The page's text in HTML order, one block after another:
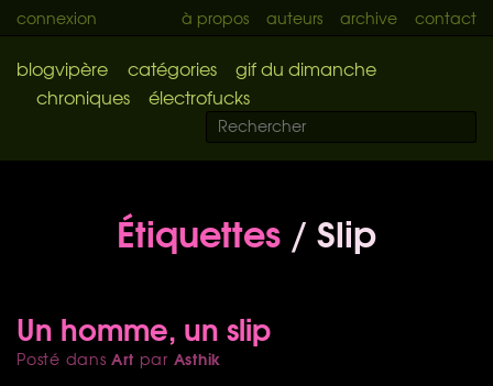
connexion à propos auteurs archive contact
blogvipère catégories
gif du dimanche
chroniques
électrofucks
Étiquettes / Slip
Un homme, un slip
Posté dansArt par Asthik